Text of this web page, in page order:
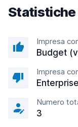
Statistiche
Impresa
Budget
Impresa
Numero
3